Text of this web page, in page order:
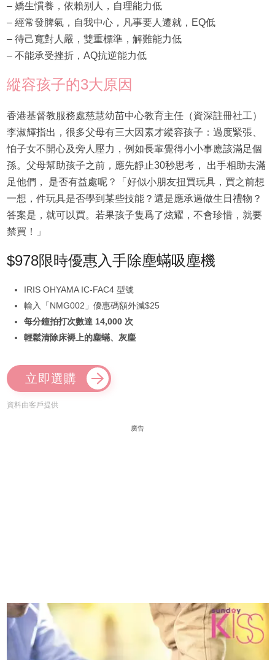
– 嬌生慣養，依賴别人，自理能力低
– 經常發脾氣，自我中心，凡事要人遷就，EQ低
– 待己寬對人嚴，雙重標準，解難能力低
– 不能承受挫折，AQ抗逆能力低
縱容孩子的3大原因
香港基督教服務處慈慧幼苗中心教育主任（資深註冊社工）
李淑輝指出，很多父母有三大因素才縱容孩子：過度緊張、
怕子女不開心及旁人壓力，例如長輩覺得小小事應該滿足個
孫。父母幫助孩子之前，應先靜止30秒思考， 出手相助去滿
足他們， 是否有益處呢？「好似小朋友扭買玩具，買之前想
一想，件玩具是否學到某些技能？還是應承過做生日禮物？
答案是，就可以買。若果孩子隻爲了炫耀，不會珍惜，就要
禁買！」
$978限時優惠入手除塵蟎吸塵機
IRIS OHYAMA IC-FAC4 型號
輸入「NMG002」優惠碼額外減$25
每分鐘拍打次數達 14,000 次
輕鬆清除床褥上的塵蟎、灰塵
立即選購
資料由客戶提供
廣告